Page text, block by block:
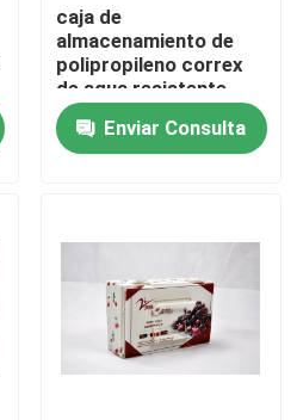
caja de
almacenamiento de
polipropileno correx
de agua resistente
plegable caja de
entrega de embalaje
de frutas frescas de
Enviar Consulta